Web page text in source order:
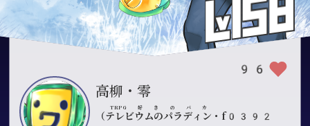
96
高柳・零
（テレビウムのパラディン
TRPG好きのバカ
・f0392